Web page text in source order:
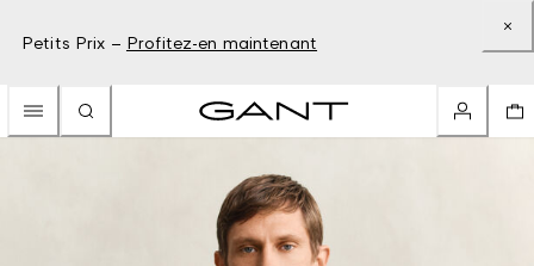
Petits Prix – Profitez-en maintenant